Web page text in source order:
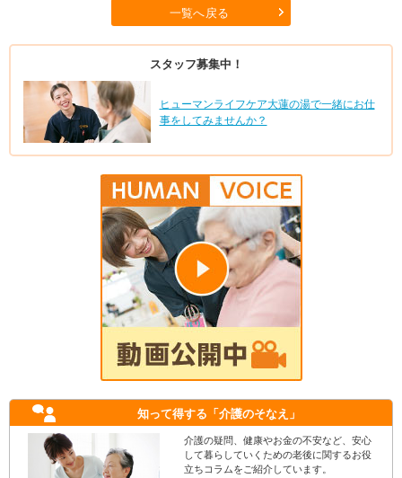
一覧へ戻る
スタッフ募集中！
ヒューマンライフケア大蓮の湯で一緒にお仕
事をしてみませんか？
知って得する 「介護のそなえ」
介護の疑問、健康やお金の不安など、安心
して暮らしていくための老後に関するお役
立ちコラムをご紹介しています。